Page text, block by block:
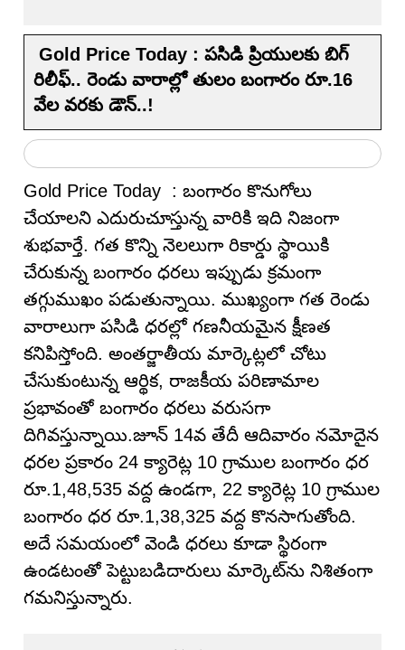
Gold Price Today : పసిడి ప్రియులకు బిగ్
రిలీఫ్.. రెండు వారాల్లో తులం బంగారం రూ.16
వేల వరకు డౌన్..!
Gold Price Today : బంగారం కొనుగోలు
చేయాలని ఎదురుచూస్తున్న వారికి ఇది నిజంగా
శుభవార్తే. గత కొన్ని నెలలుగా రికార్డు స్థాయికి
చేరుకున్న బంగారం ధరలు ఇప్పుడు క్రమంగా
తగ్గుముఖం పడుతున్నాయి. ముఖ్యంగా గత రెండు
వారాలుగా పసిడి ధరల్లో గణనీయమైన క్షీణత
కనిపిస్తోంది. అంతర్జాతీయ మార్కెట్లలో చోటు
చేసుకుంటున్న ఆర్థిక, రాజకీయ పరిణామాల
ప్రభావంతో బంగారం ధరలు వరుసగా
దిగివస్తున్నాయి.జూన్ 14వ తేదీ ఆదివారం నమోదైన
ధరల ప్రకారం 24 క్యారెట్ల 10 గ్రాముల బంగారం ధర
రూ.1,48,535 వద్ద ఉండగా, 22 క్యారెట్ల 10 గ్రాముల
బంగారం ధర రూ.1,38,325 వద్ద కొనసాగుతోంది.
అదే సమయంలో వెండి ధరలు కూడా స్థిరంగా
ఉండటంతో పెట్టుబడిదారులు మార్కెట్‌ను నిశితంగా
గమనిస్తున్నారు.